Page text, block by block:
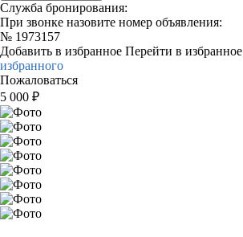
Служба бронирования:
При звонке назовите номер объявления:
№ 1973157
Добавить в избранное Перейти в избранное
избранного
Пожаловаться
5 000 ₽